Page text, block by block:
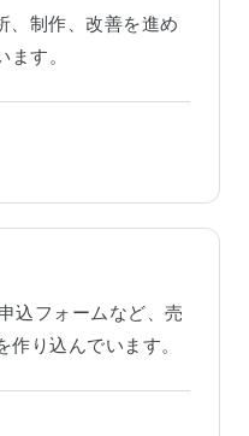
、制作、改善を進め
す。
込フォームなど、売
作り込んでいます。